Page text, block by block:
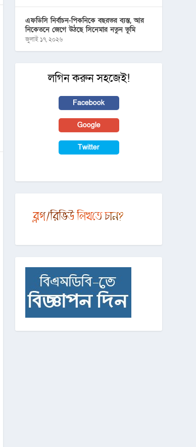
এফডিসি নির্বাচন-পিকনিকে বছরভর ব্যস্ত, আর
নিকেতনে জেগে উঠছে সিনেমার নতুন ভূমি
জুলাই ১৭, ২০২৬
লগিন করুন সহজেই!
Facebook
Google
Twitter